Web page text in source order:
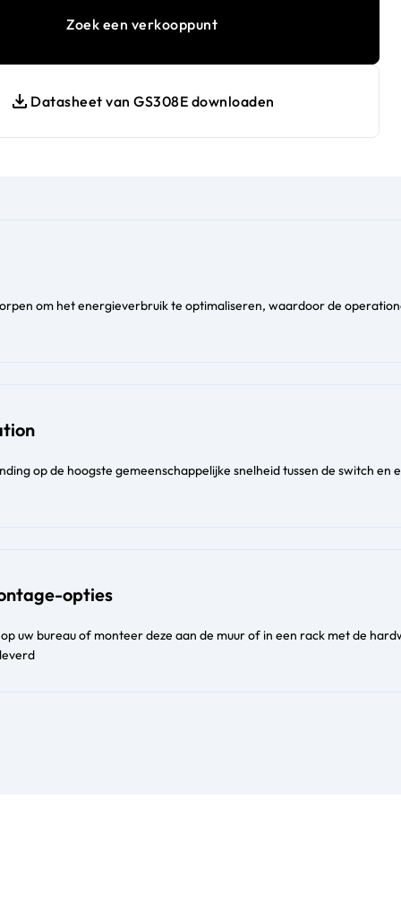
Zoek een verkooppunt
Datasheet van GS308E downloaden
om het energieverbruik te optimaliseren, waardoor de
op de hoogste gemeenschappelijke snelheid tussen de switch en
opties
uw bureau of monteer deze aan de muur of in een rack met de